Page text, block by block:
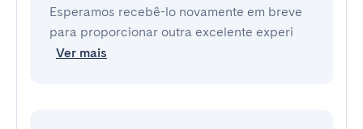
Esperamos recebê-lo novamente em breve
para proporcionar outra excelente experi
Ver mais